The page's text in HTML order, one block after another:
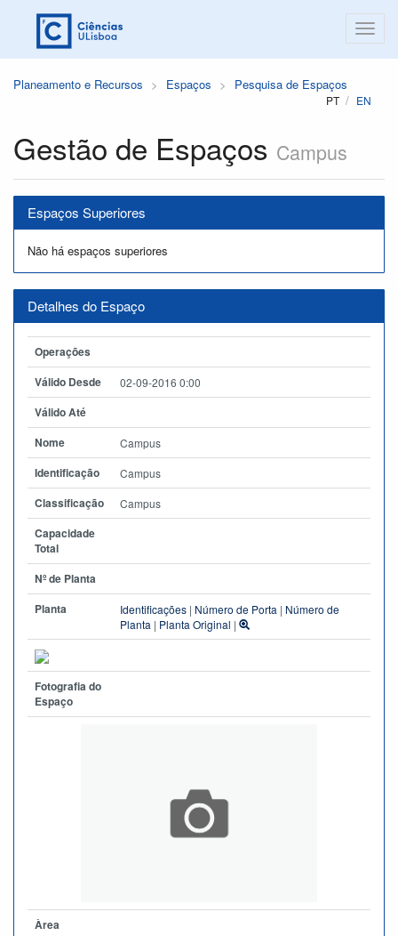
Planeamento e Recursos Espaços Pesquisa de Espaços
PT EN
Gestão de Espaços Campus
Espaços Superiores
Não há espaços superiores
Detalhes do Espaço
Operações
Válido Desde
02-09-2016 0:00
Válido Até
Nome
Campus
Identificação Campus
Classificação Campus
Capacidade
Total
Nº de Planta
Planta
Identificações | Número de Porta | Número de
Planta | Planta Original |
Fotografia do
Espaço
Àrea